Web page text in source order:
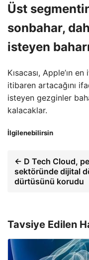
Üst
sonbahar,
isteyen
Kısacası, Apple’ın
itibaren artacağını
isteyen gezginler
kalacaklar.
İlgilenebilirsin
← D Tech Cloud,
sektöründe dijital
dürtüsünü korudu
Tavsiye Edilen